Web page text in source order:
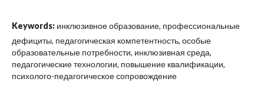
Keywords: инклюзивное образование, профессиональные
дефициты, педагогическая компетентность, особые
образовательные потребности, инклюзивная среда,
педагогические технологии, повышение квалификации,
психолого-педагогическое сопровождение